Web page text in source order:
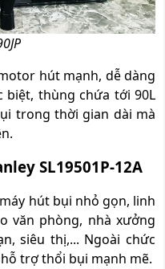
hút mạnh, dễ dàng
biệt, thùng chứa tới 90L
trong thời gian dài mà
SL19501P-12A
hút bụi nhỏ gọn, linh
văn phòng, nhà xưởng
siêu thị,... Ngoài chức
trợ thổi bụi mạnh mẽ.